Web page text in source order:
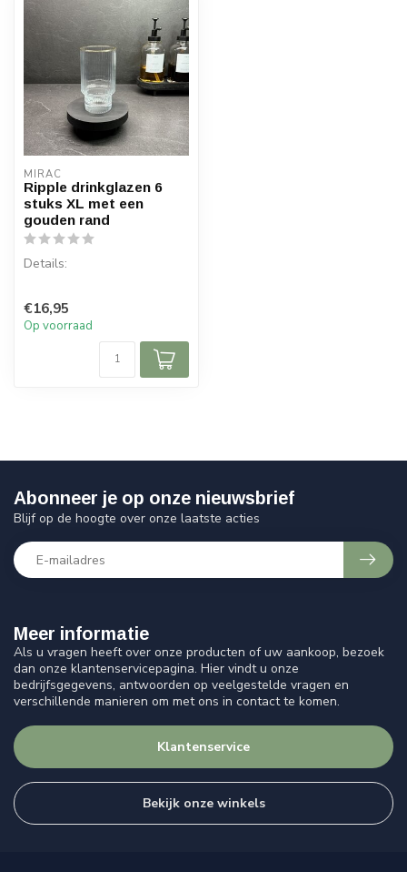
MIRAC
Ripple drinkglazen 6
stuks XL met een
gouden rand
Details:
Inhoud: 500 cc
Materiaal: Glas
€16,95
Op voorraad
Meer informatie
Als u vragen heeft over onze producten of uw aankoop, bezoek
dan onze klantenservicepagina. Hier vindt u onze
bedrijfsgegevens, antwoorden op veelgestelde vragen en
verschillende manieren om met ons in contact te komen.
Klantenservice
Bekijk onze winkels
Abonneer je op onze nieuwsbrief
Blijf op de hoogte over onze laatste acties